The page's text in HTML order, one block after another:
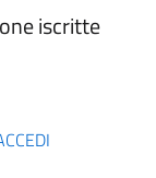
iscritte